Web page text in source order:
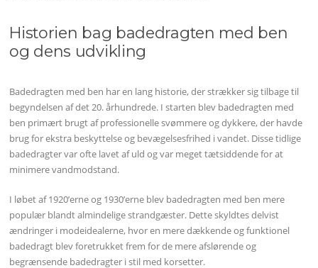
Historien bag badedragten med ben
og dens udvikling
Badedragten med ben har en lang historie, der strækker sig tilbage til
begyndelsen af det 20. århundrede. I starten blev badedragten med
ben primært brugt af professionelle svømmere og dykkere, der havde
brug for ekstra beskyttelse og bevægelsesfrihed i vandet. Disse tidlige
badedragter var ofte lavet af uld og var meget tætsiddende for at
minimere vandmodstand.
I løbet af 1920’erne og 1930’erne blev badedragten med ben mere
populær blandt almindelige strandgæster. Dette skyldtes delvist
ændringer i modeidealerne, hvor en mere dækkende og funktionel
badedragt blev foretrukket frem for de mere afslørende og
begrænsende badedragter i stil med korsetter.